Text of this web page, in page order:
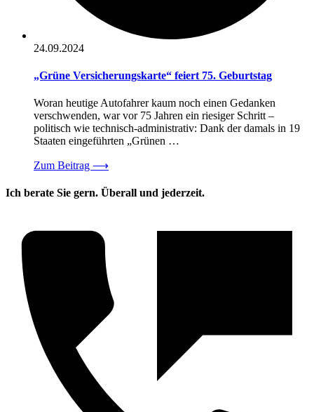
24.09.2024
„Grüne Versicherungskarte“ feiert 75. Geburtstag
Woran heutige Autofahrer kaum noch einen Gedanken
verschwenden, war vor 75 Jahren ein riesiger Schritt –
politisch wie technisch-administrativ: Dank der damals in 19
Staaten eingeführten „Grünen …
Zum Beitrag ⟶
Ich berate Sie gern. Überall und jederzeit.